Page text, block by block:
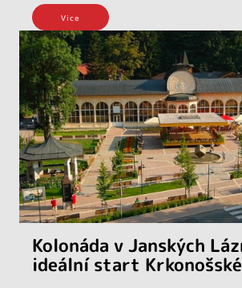
Vice
Kolonáda v Janských
ideální start